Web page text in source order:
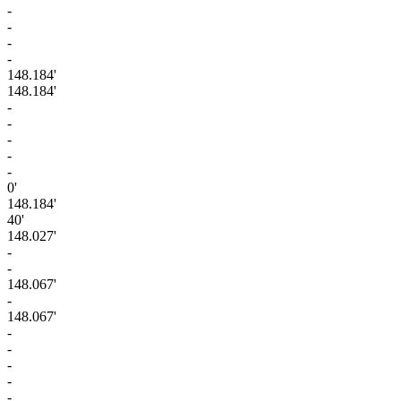
-
-
-
-
148.184'
148.184'
-
-
-
-
-
0'
148.184'
40'
148.027'
-
-
148.067'
-
148.067'
-
-
-
-
-